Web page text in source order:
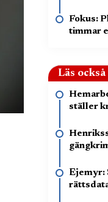
Fokus:
timmar
Läs också
ställer
Ejemyr: